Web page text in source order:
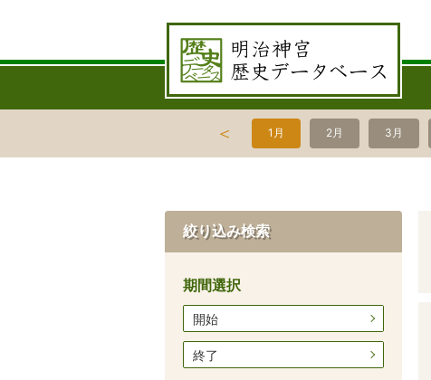
＜ 1月 2月 3月
絞り込み検索
期間選択
開始
終了